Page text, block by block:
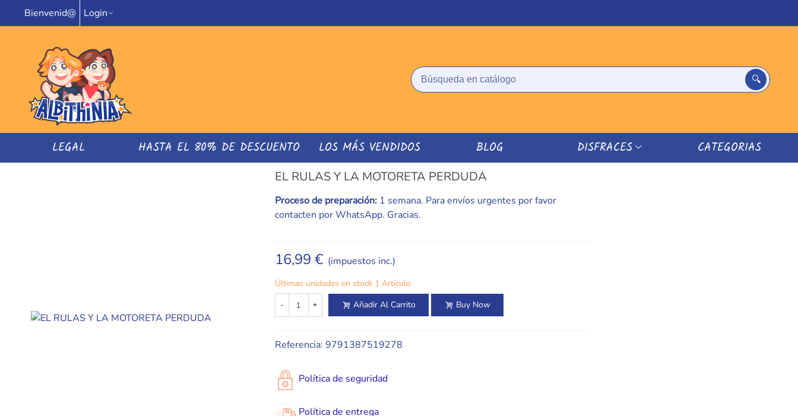
Bienvenid@ Login
LEGAL HASTA EL 80% DE DESCUENTO LOS MÁS VENDIDOS BLOG DISFRACES CATEGORIAS
EL RULAS Y LA MOTORETA PERDUDA
Proceso de preparación:1 semana. Para envíos urgentes por favor
contacten por WhatsApp. Gracias.
16,99 € (impuestos inc.)
Últimas unidades en stock 1 Artículo
- + Añadir Al Carrito Buy Now
Referencia: 9791387519278
Política de seguridad
Política de entrega